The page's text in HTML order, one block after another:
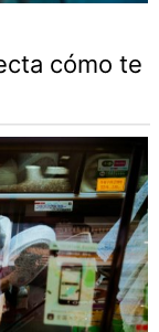
cómo te